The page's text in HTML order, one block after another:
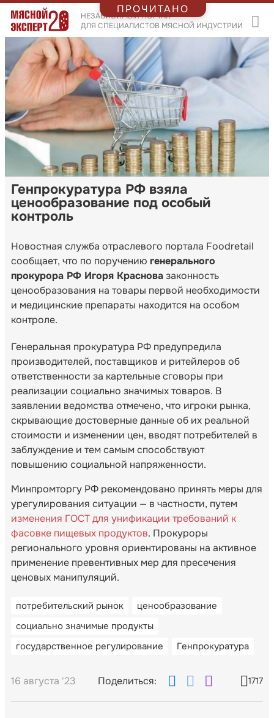
НЕЗАВИСИМЫЙ ПОРТАЛ
ДЛЯ СПЕЦИАЛИСТОВ МЯСНОЙ ИНДУСТРИИ
Генпрокуратура РФ взяла
ценообразование под особый
контроль
Новостная служба отраслевого портала Foodretail
сообщает, что по поручению генерального
прокурора РФ Игоря Красновазаконность
ценообразования на товары первой необходимости
и медицинские препараты находится на особом
контроле.
Генеральная прокуратура РФ предупредила
производителей, поставщиков и ритейлеров об
ответственности за картельные сговоры при
реализации социально значимых товаров. В
заявлении ведомства отмечено, что игроки рынка,
скрывающие достоверные данные об их реальной
стоимости и изменении цен, вводят потребителей в
заблуждение и тем самым способствуют
повышению социальной напряженности.
Минпромторгу РФ рекомендовано принять меры для
урегулирования ситуации — в частности, путем
изменения ГОСТ для унификации требований к
фасовке пищевых продуктов. Прокуроры
регионального уровня ориентированы на активное
применение превентивных мер для пресечения
ценовых манипуляций.
потребительский рынок
ценообразование
социально значимые продукты
государственное регулирование
Генпрокуратура
16 августа '23 Поделиться: 1717
ПРОЧИТАНО